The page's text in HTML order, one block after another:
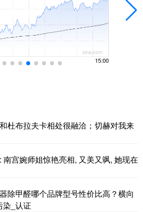
杜布拉夫卡相处很融洽；切赫对我来
宫婉师姐惊艳亮相, 又美又飒, 她现在
除甲醛哪个品牌型号性价比高？横向
染_认证